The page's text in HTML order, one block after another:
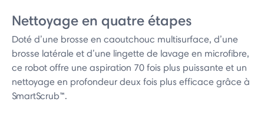
Nettoyage en quatre étapes
Doté d’une brosse en caoutchouc multisurface, d’une
brosse latérale et d’une lingette de lavage en microfibre,
ce robot offre une aspiration 70 fois plus puissante et un
nettoyage en profondeur deux fois plus efficace grâce à
SmartScrub™.